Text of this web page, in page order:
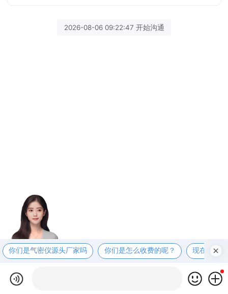
2026-08-06 09:22:47 开始沟通
你们是气密仪源头厂家吗 你们是怎么收费的呢？ 现在有优